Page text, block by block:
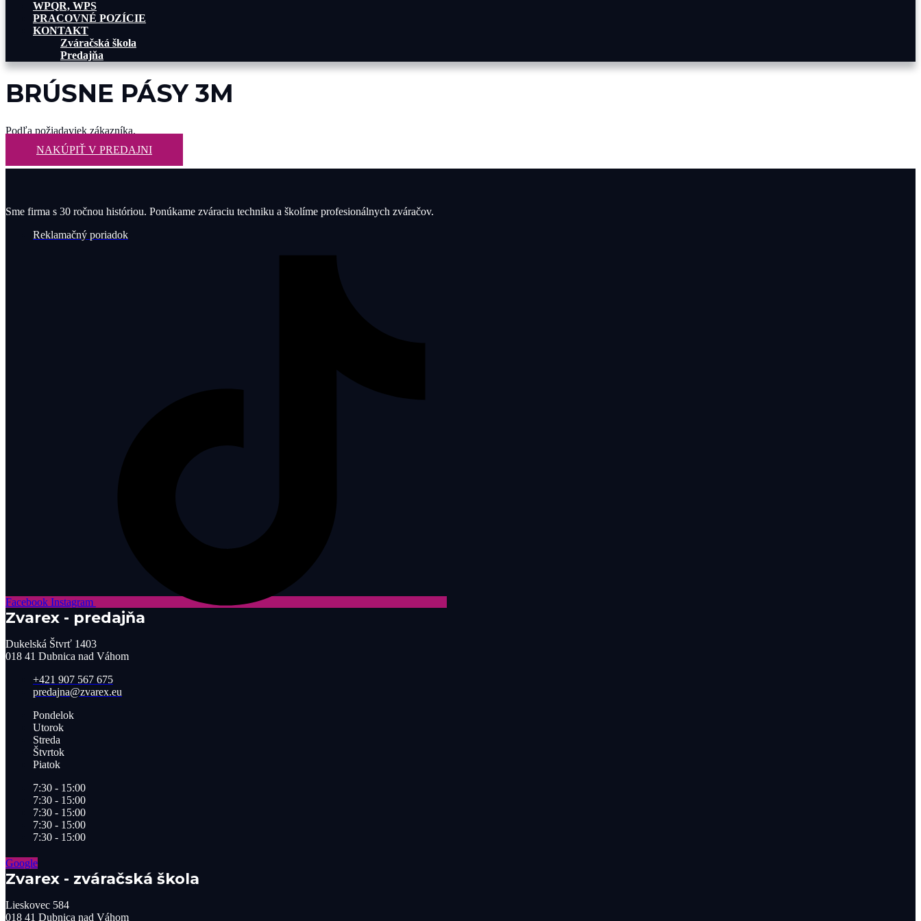
WPQR, WPS
PRACOVNÉ POZÍCIE
KONTAKT
Zváračská škola
Predajňa
BRÚSNE PÁSY 3M
Podľa požiadaviek zákazníka.
NAKÚPIŤ V PREDAJNI
Sme firma s 30 ročnou históriou. Ponúkame zváraciu techniku a školíme profesionálnych zváračov.
Reklamačný poriadok
Facebook Instagram
Zvarex - predajňa
Dukelská Štvrť 1403
018 41 Dubnica nad Váhom
+421 907 567 675
predajna@zvarex.eu
Pondelok
Utorok
Streda
Štvrtok
Piatok
7:30 - 15:00
7:30 - 15:00
7:30 - 15:00
7:30 - 15:00
7:30 - 15:00
Google
Zvarex - zváračská škola
Lieskovec 584
018 41 Dubnica nad Váhom​